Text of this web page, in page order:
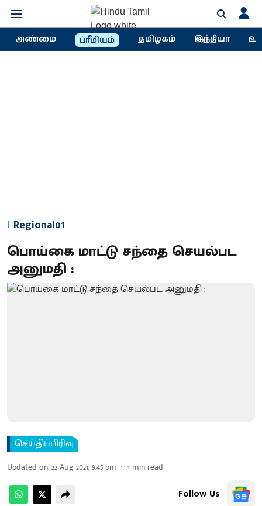
அண்மை ப்ரீமியம் தமிழகம் இந்தியா
Regional01
பொய்கை மாட்டு சந்தை செயல்பட
அனுமதி :
செய்திப்பிரிவு
Updated on:22 Aug 2021, 9:45 pm 1 min read
Follow Us